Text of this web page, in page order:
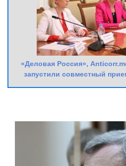
«Деловая Россия»,
запустили совместный